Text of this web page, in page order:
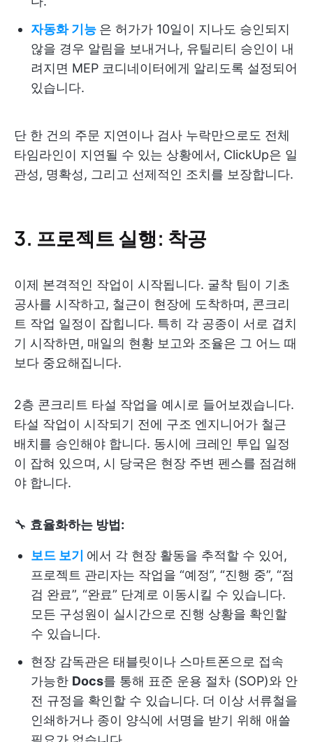
자동화 기능 은 허가가 10일이 지나도 승인되지
않을 경우 알림을 보내거나, 유틸리티 승인이 내
려지면 MEP 코디네이터에게 알리도록 설정되어
있습니다.
단 한 건의 주문 지연이나 검사 누락만으로도 전체
타임라인이 지연될 수 있는 상황에서, ClickUp은 일
관성, 명확성, 그리고 선제적인 조치를 보장합니다.
3. 프로젝트 실행: 착공
이제 본격적인 작업이 시작됩니다. 굴착 팀이 기초
공사를 시작하고, 철근이 현장에 도착하며, 콘크리
트 작업 일정이 잡힙니다. 특히 각 공종이 서로 겹치
기 시작하면, 매일의 현황 보고와 조율은 그 어느 때
보다 중요해집니다.
2층 콘크리트 타설 작업을 예시로 들어보겠습니다.
타설 작업이 시작되기 전에 구조 엔지니어가 철근
배치를 승인해야 합니다. 동시에 크레인 투입 일정
이 잡혀 있으며, 시 당국은 현장 주변 펜스를 점검해
야 합니다.
🔧 효율화하는 방법:
보드 보기 에서 각 현장 활동을 추적할 수 있어,
프로젝트 관리자는 작업을 “예정”, “진행 중”, “점
검 완료”, “완료” 단계로 이동시킬 수 있습니다.
모든 구성원이 실시간으로 진행 상황을 확인할
수 있습니다.
현장 감독관은 태블릿이나 스마트폰으로 접속
가능한 Docs를 통해 표준 운용 절차 (SOP)와 안
전 규정을 확인할 수 있습니다. 더 이상 서류철을
인쇄하거나 종이 양식에 서명을 받기 위해 애쓸